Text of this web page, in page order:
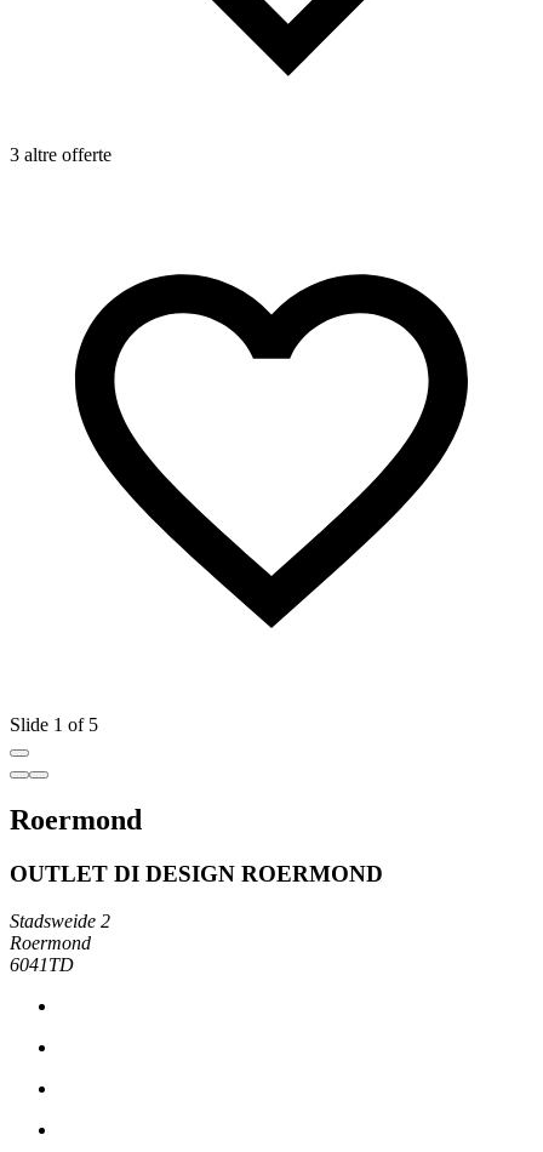
3 altre offerte
Slide 1 of 5
Roermond
OUTLET DI DESIGN ROERMOND
Stadsweide 2
Roermond
6041TD